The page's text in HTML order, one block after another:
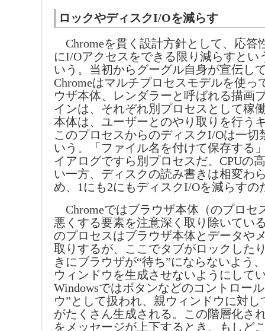
ロックやディスクI/Oを減らす
Chromeを貫く設計方針として、応答
にI/Oアクセスをできる限り減らすとい
いう。当初からグーグル自身が宣伝し
Chromeはマルチプロセスモデルを使っ
ウザ本体、レンダラーと呼ばれる描画
インは、それぞれ別プロセスとして稼
本体は、ユーザーとのやり取りを行う
このプロセスからのディスクI/Oは一切
いう。「ファイル名を付けて保存する
イアログですら別プロセスだ。CPUの
い一方、ディスクの読み書きは相変わ
め、1にも2にもディスクI/Oを減らすの
Chromeではブラウザ本体（のプロセ
悪くする要素を注意深く取り除いてい
のプロセスはブラウザ本体とデータや
取りするが、ここでタブがロックした
きにブラウザが“待ち”にならないよう
ウィンドウを生成させないようにして
Windowsではボタンなどのコントロー
ウ”として扱われ、親ウィンドウに対
がたくさん生成される。この階層化さ
をメッセージが上下するとき、もしど